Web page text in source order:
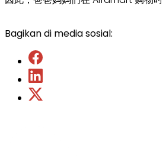
Bagikan di media sosial: